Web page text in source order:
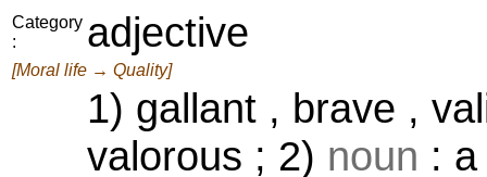
Category
:
adjective
[Moral life → Quality]
1) gallant , brave ,
valorous ; 2) noun :